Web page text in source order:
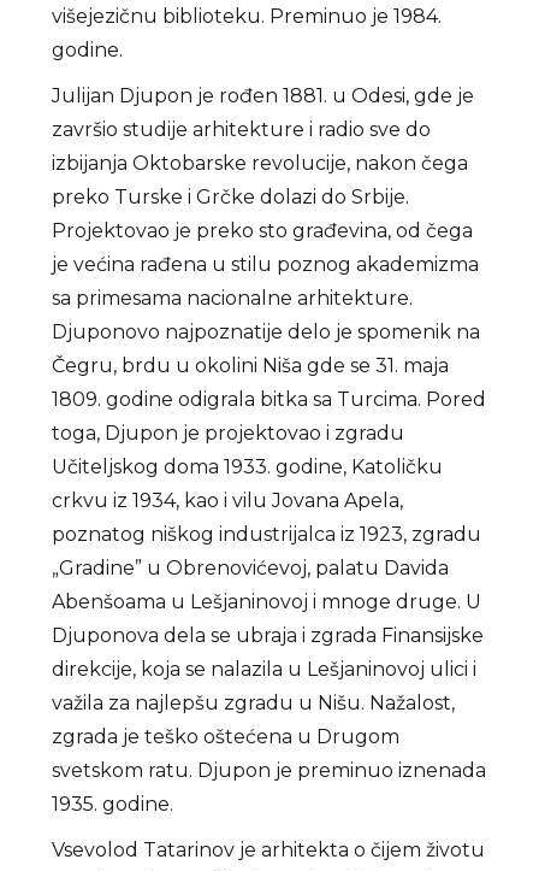
višejezičnu biblioteku. Preminuo je 1984.
godine.
Julijan Djupon je rođen 1881. u Odesi, gde je
završio studije arhitekture i radio sve do
izbijanja Oktobarske revolucije, nakon čega
preko Turske i Grčke dolazi do Srbije.
Projektovao je preko sto građevina, od čega
je većina rađena u stilu poznog akademizma
sa primesama nacionalne arhitekture.
Djuponovo najpoznatije delo je spomenik na
Čegru, brdu u okolini Niša gde se 31. maja
1809. godine odigrala bitka sa Turcima. Pored
toga, Djupon je projektovao i zgradu
Učiteljskog doma 1933. godine, Katoličku
crkvu iz 1934, kao i vilu Jovana Apela,
poznatog niškog industrijalca iz 1923, zgradu
„Gradine” u Obrenovićevoj, palatu Davida
Abenšoama u Lešjaninovoj i mnoge druge. U
Djuponova dela se ubraja i zgrada Finansijske
direkcije, koja se nalazila u Lešjaninovoj ulici i
važila za najlepšu zgradu u Nišu. Nažalost,
zgrada je teško oštećena u Drugom
svetskom ratu. Djupon je preminuo iznenada
1935. godine.
Vsevolod Tatarinov je arhitekta o čijem životu